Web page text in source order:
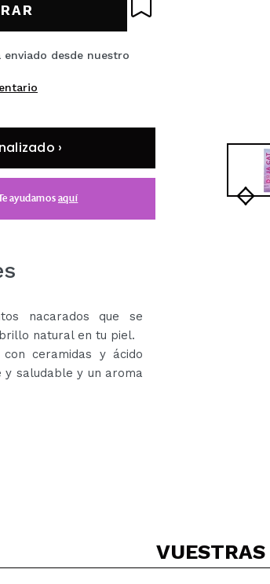
enviado desde nuestro
›
ayudamosaquí
nacarados que se
natural en tu piel.
ceramidas y ácido
y saludable y un aroma
VUESTRAS